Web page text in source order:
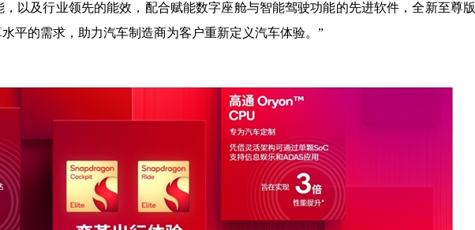
以及行业领先的能效，配合赋能数字座舱与智能驾驶功能的先进软件，全新至尊版
平的需求，助力汽车制造商为客户重新定义汽车体验。”